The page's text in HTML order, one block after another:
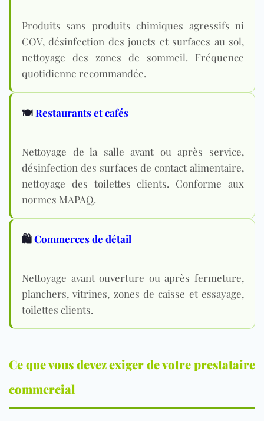
Produits sans produits chimiques agressifs ni
COV, désinfection des jouets et surfaces au sol,
nettoyage des zones de sommeil. Fréquence
quotidienne recommandée.
🍽️Restaurants et cafés
Nettoyage de la salle avant ou après service,
désinfection des surfaces de contact alimentaire,
nettoyage des toilettes clients. Conforme aux
normes MAPAQ.
🛍️Commerces de détail
Nettoyage avant ouverture ou après fermeture,
planchers, vitrines, zones de caisse et essayage,
toilettes clients.
Ce que vous devez exiger de votre prestataire
commercial